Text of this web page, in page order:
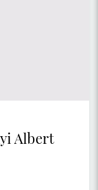
Albert